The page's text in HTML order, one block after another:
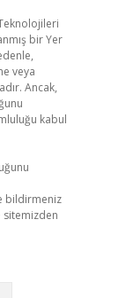
bir Yer
veya
Ancak,
kabul
bildirmeniz
sitemizden